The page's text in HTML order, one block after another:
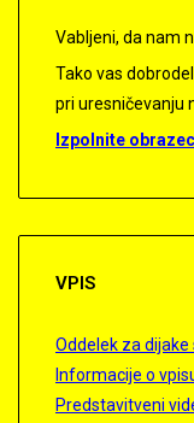
Vabljeni, da nam
Tako vas
pri uresničevanju
Izpolnite
VPIS
Oddelek za
Informacije o
Predstavitveni